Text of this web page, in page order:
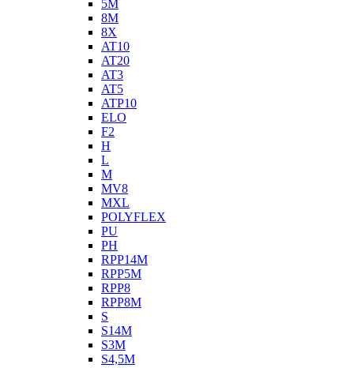
5M
8M
8X
AT10
AT20
AT3
AT5
ATP10
ELO
F2
H
L
M
MV8
MXL
POLYFLEX
PU
PH
RPP14M
RPP5M
RPP8
RPP8M
S
S14M
S3M
S4,5M